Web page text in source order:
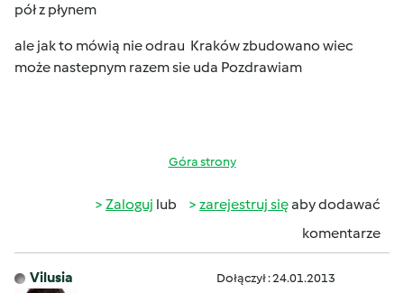
pół z płynem
ale jak to mówią nie odrau Kraków zbudowano wiec
może nastepnym razem sie uda Pozdrawiam
Góra strony
Zaloguj lub zarejestruj sięaby dodawać
komentarze
Vilusia Dołączył : 24.01.2013